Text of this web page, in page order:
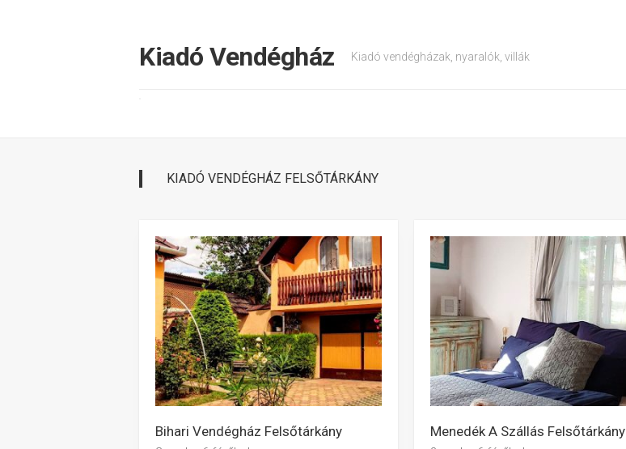
Kiadó Vendégház Kiadó vendégházak, nyaralók, villák
KIADÓ VENDÉGHÁZ FELSŐTÁRKÁNY
Bihari Vendégház Felsőtárkány Menedék A Szállás Felsőtárkány